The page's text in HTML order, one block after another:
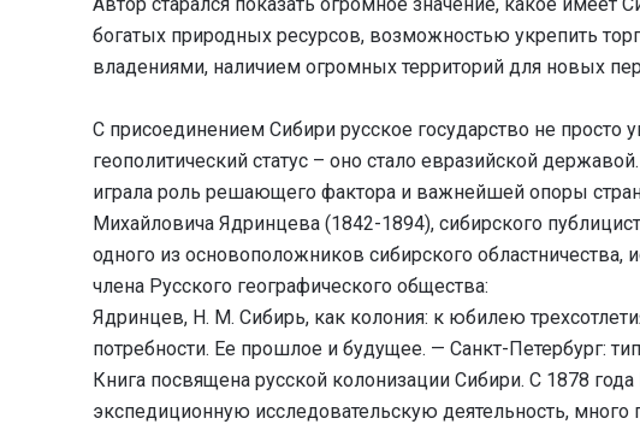
богатых природных ресурсов, возможностью укрепить
владениями, наличием огромных территорий для новых
С присоединением Сибири русское государство не просто
геополитический статус – оно стало евразийской
играла роль решающего фактора и важнейшей опоры
Михайловича Ядринцева (1842-1894), сибирского
одного из основоположников сибирского областничества,
члена Русского географического общества:
Ядринцев, Н. М. Сибирь, как колония: к юбилею
потребности. Ее прошлое и будущее. — Санкт-Петербург:
Книга посвящена русской колонизации Сибири. С 1878
экспедиционную исследовательскую деятельность,